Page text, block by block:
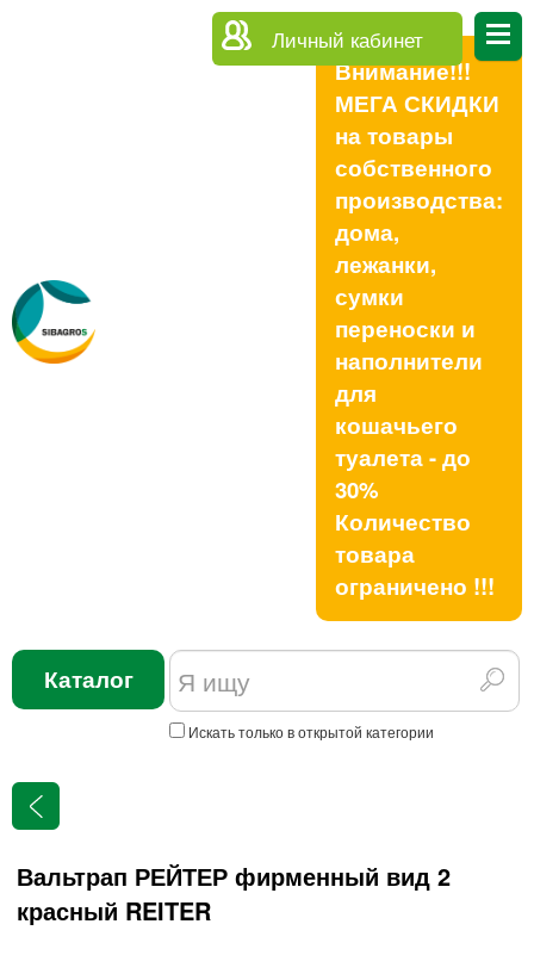
Личный кабинет
Внимание!!!
МЕГА СКИДКИ
на товары
собственного
производства:
дома,
лежанки,
сумки
переноски и
наполнители
для
кошачьего
туалета - до
30%
Количество
товара
ограничено !!!
Каталог
Искать только в открытой категории
Вальтрап РЕЙТЕР фирменный вид 2
красный REITER